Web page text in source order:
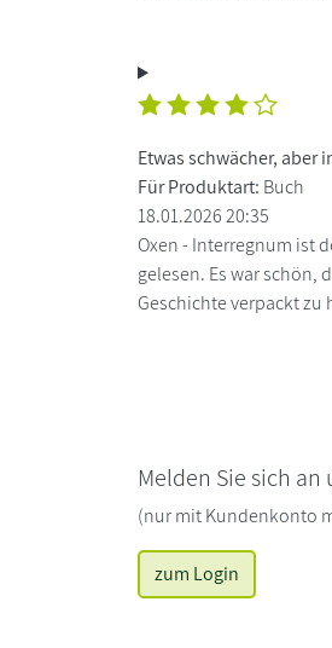
Etwas schwächer, aber
Für Produktart: Buch
18.01.2026 20:35
Oxen - Interregnum ist
gelesen. Es war schön,
Geschichte verpackt zu
Melden Sie sich
(nur mit Kundenkonto
zum Login